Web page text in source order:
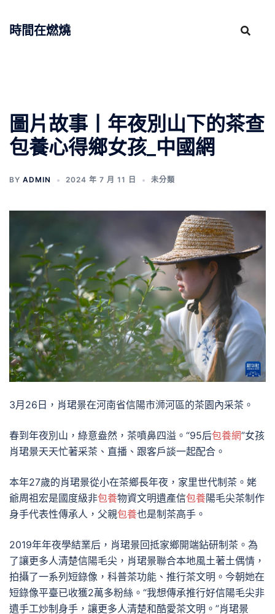
時間在燃燒
圖片故事丨年夜別山下的茶查
包養心得鄉女孩_中國網
BY ADMIN 2024 年 7 月 11 日 未分類
3月26日，肖珺景在河南省信陽市浉河區的茶園內采茶。
春到年夜別山，綠意盎然，茶噴鼻四溢。“95后包養網”女孩
肖珺景天天忙著采茶、直播、跟客戶談一起配合。
本年27歲的肖珺景從小在茶鄉長年夜，家里世代制茶。姥
爺周祖宏是國度級非包養物資文明遺產信包養陽毛尖茶制作
身手代表性傳承人，父親包養也是制茶高手。
2019年年夜學結業后，肖珺景回抵家鄉開端鉆研制茶。為
了讓更多人清楚信陽毛尖，肖珺景聯合本地風土著土偶情，
拍攝了一系列短錄像，科普茶功能、推行茶文明。今朝她在
短錄像平臺已收獲2萬多粉絲。“我想傳承推行好信陽毛尖非
遺手工炒制身手，讓更多人清楚和酷愛茶文明。”肖珺景